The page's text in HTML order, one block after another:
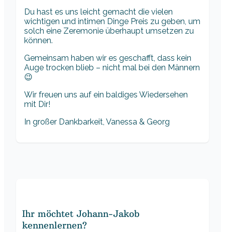
Du hast es uns leicht gemacht die vielen
wichtigen und intimen Dinge Preis zu geben, um
solch eine Zeremonie überhaupt umsetzen zu
können.
Gemeinsam haben wir es geschafft, dass kein
Auge trocken blieb – nicht mal bei den Männern
😉
Wir freuen uns auf ein baldiges Wiedersehen
mit Dir!
In großer Dankbarkeit, Vanessa & Georg
Ihr möchtet Johann-Jakob
kennenlernen?